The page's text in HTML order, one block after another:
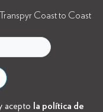
Coast to Coast
acepto
la política de